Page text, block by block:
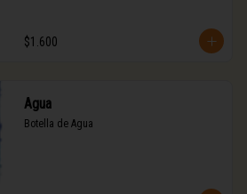
$1.600
Agua
Botella de Agua